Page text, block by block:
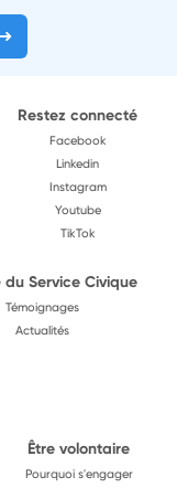
Restez connecté
Facebook
Linkedin
Instagram
Youtube
TikTok
du Service Civique
Témoignages
Actualités
Être volontaire
Pourquoi s'engager